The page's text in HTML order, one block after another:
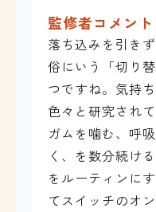
監修者コメント
落ち込みを引き
俗にいう「切り
つですね。気持
色々と研究され
ガムを噛む、呼
く、を数分続け
をルーティンに
てスイッチのオ